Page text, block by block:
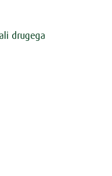
drugega